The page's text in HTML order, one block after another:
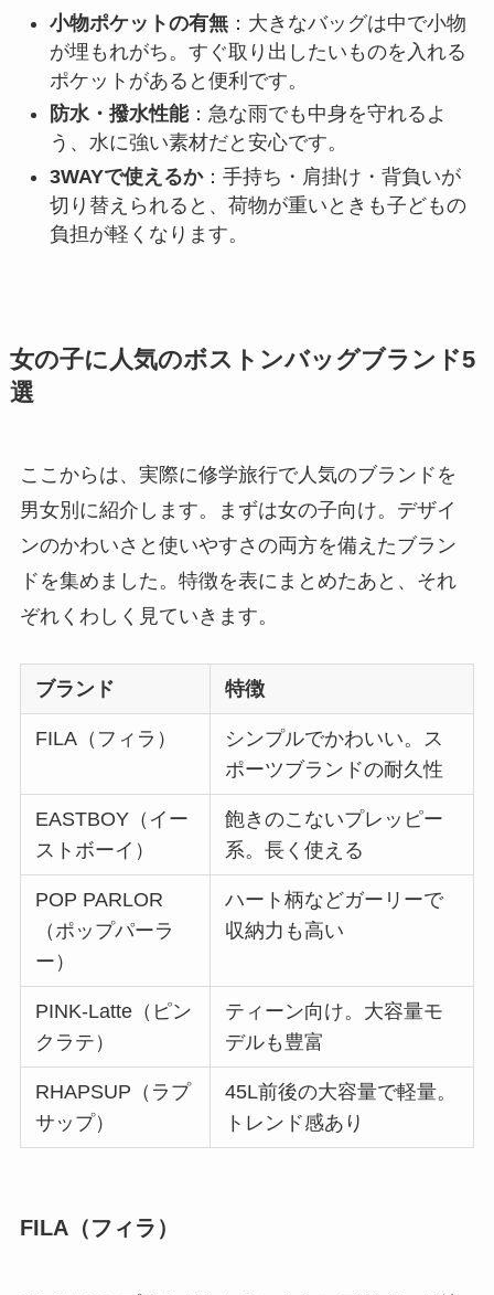
小物ポケットの有無：大きなバッグは中で小物
が埋もれがち。すぐ取り出したいものを入れる
ポケットがあると便利です。
防水・撥水性能：急な雨でも中身を守れるよ
う、水に強い素材だと安心です。
3WAYで使えるか：手持ち・肩掛け・背負いが
切り替えられると、荷物が重いときも子どもの
負担が軽くなります。
女の子に人気のボストンバッグブランド5
選
ここからは、実際に修学旅行で人気のブランドを
男女別に紹介します。まずは女の子向け。デザイ
ンのかわいさと使いやすさの両方を備えたブラン
ドを集めました。特徴を表にまとめたあと、それ
ぞれくわしく見ていきます。
ブランド 特徴
FILA（フィラ）
シンプルでかわいい。ス
ポーツブランドの耐久性
EASTBOY（イー
ストボーイ）
飽きのこないプレッピー
系。長く使える
POP PARLOR
（ポップパーラ
ー）
ハート柄などガーリーで
収納力も高い
PINK-Latte（ピン
クラテ）
ティーン向け。大容量モ
デルも豊富
RHAPSUP（ラプ
サップ）
45L前後の大容量で軽量。
トレンド感あり
FILA（フィラ）